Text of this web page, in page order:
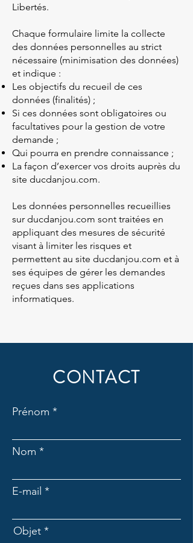
Libertés.
Chaque formulaire limite la collecte
des données personnelles au strict
nécessaire (minimisation des données)
et indique :
Les objectifs du recueil de ces
données (finalités) ;
Si ces données sont obligatoires ou
facultatives pour la gestion de votre
demande ;
Qui pourra en prendre connaissance ;
La façon d’exercer vos droits auprès du
site ducdanjou.com.
Les données personnelles recueillies
sur ducdanjou.com sont traitées en
appliquant des mesures de sécurité
visant à limiter les risques et
permettent au site ducdanjou.com et à
ses équipes de gérer les demandes
reçues dans ses applications
informatiques.
CONTACT
Prénom
Nom
E-mail
Objet